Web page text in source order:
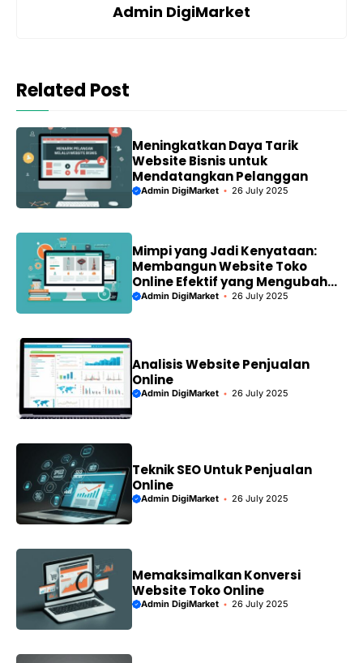
Admin DigiMarket
Related Post
Meningkatkan Daya Tarik
Website Bisnis untuk
Mendatangkan Pelanggan
Admin DigiMarket 26 July 2025
Mimpi yang Jadi Kenyataan:
Membangun Website Toko
Online Efektif yang Mengubah
Hidup Anda
Admin DigiMarket 26 July 2025
Analisis Website Penjualan
Online
Admin DigiMarket 26 July 2025
Teknik SEO Untuk Penjualan
Online
Admin DigiMarket 26 July 2025
Memaksimalkan Konversi
Website Toko Online
Admin DigiMarket 26 July 2025